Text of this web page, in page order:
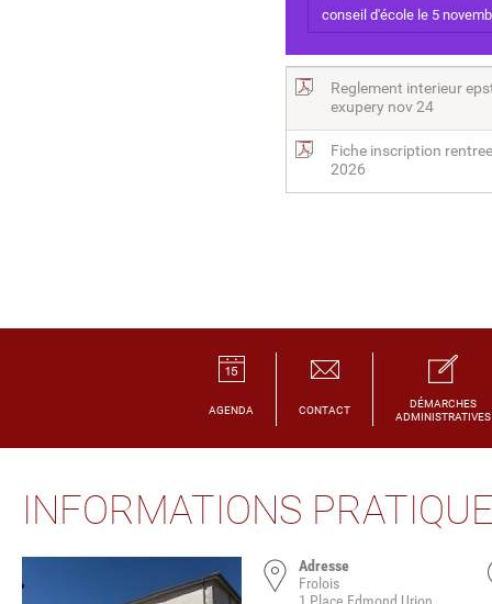
conseil d'école le 5
Reglement interieur
exupery nov 24
Fiche inscription
2026
AGENDA CONTACT
DÉMARCHES
ADMINISTRATIVES
INFORMATIONS
Adresse
Frolois